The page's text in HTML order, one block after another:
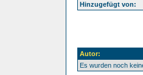
Hinzugefügt von:
Autor:
Es wurden noch